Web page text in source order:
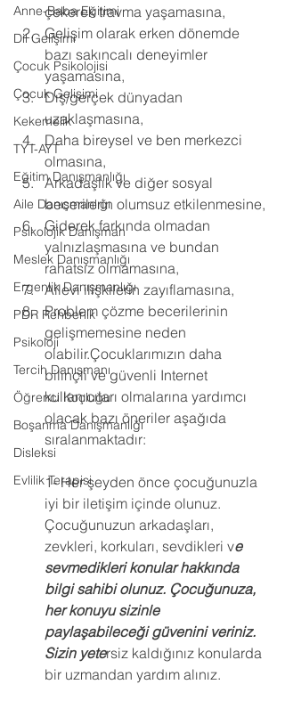
Anne-Baba Eğitimi
Dil Gelişimi
Çocuk Psikolojisi
Çocuk Gelişimi
Kekemelik
TYT-AYT
Eğitim Danışmanlığı
Aile Danışmanlığı
Psikolojik Danışman
Meslek Danışmanlığı
Ergenlik Danışmanlığı
PDR Rehberlik
Psikoloji
Tercih Danışmanı
Öğrenci Koçluğu
Boşanma Danışmanlığı
Disleksi
Evlilik Terapisi
çekerek travma yaşamasına,
Gelişim olarak erken dönemde
bazı sakıncalı deneyimler
yaşamasına,
Dış/gerçek dünyadan
uzaklaşmasına,
Daha bireysel ve ben merkezci
olmasına,
Arkadaşlık ve diğer sosyal
becerilerin olumsuz etkilenmesine,
Giderek farkında olmadan
yalnızlaşmasına ve bundan
rahatsız olmamasına,
Ailevi ilişkilerin zayıflamasına,
Problem çözme becerilerinin
gelişmemesine neden
olabilir.Çocuklarımızın daha
bilinçli ve güvenli Internet
kullanıcıları olmalarına yardımcı
olacak bazı öneriler aşağıda
sıralanmaktadır:
1- Her şeyden önce çocuğunuzla
iyi bir iletişim içinde olunuz.
Çocuğunuzun arkadaşları,
zevkleri, korkuları, sevdikleri ve
sevmedikleri konular hakkında
bilgi sahibi olunuz. Çocuğunuza,
her konuyu sizinle
paylaşabileceği güvenini veriniz.
Sizin yetersiz kaldığınız konularda
bir uzmandan yardım alınız.